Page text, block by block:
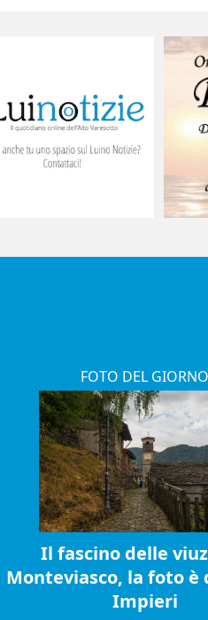
FOTO DEL GIORNO
Il fascino delle
Monteviasco, la foto è
Impieri